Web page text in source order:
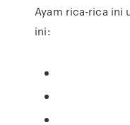
Ayam rica-rica ini
ini: